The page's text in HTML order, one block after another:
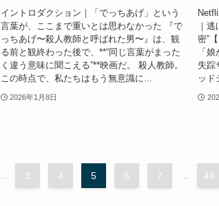
イントロダクション｜「でっちあげ」という
言葉が、ここまで重いとは思わなかった 『で
っちあげ〜殺人教師と呼ばれた男〜』は、観
る前と観終わった後で、**“同じ言葉がまった
く違う意味に聞こえる”**映画だ。 殺人教師。
この時点で、私たちはもう無意識に...
2026年1月8日
｜
密”
「
失踪
ッド
3 4 5 6 7 46